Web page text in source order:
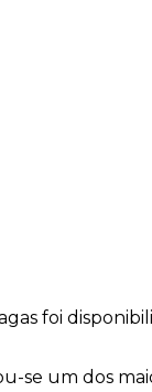
foi
se um dos